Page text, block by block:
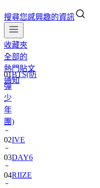
搜尋您感興趣的資訊
收藏夾
全部的
熱門貼文
通知
01BTS(防
彈
少
年
團)
02IVE
03DAY6
04RIIZE
05NCT